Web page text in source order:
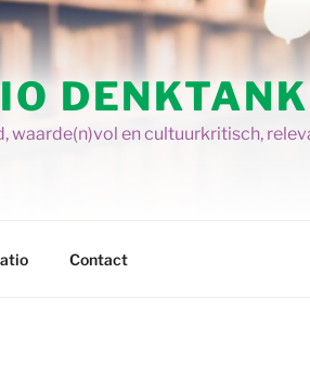
DENKTANK
waarde(n)vol en cultuurkritisch,
Contact